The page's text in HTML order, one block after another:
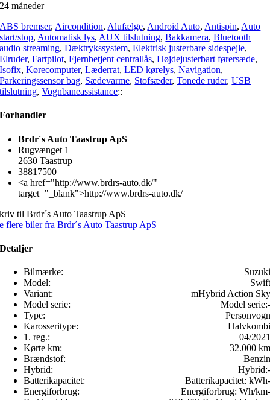
24 måneder
ABS bremser, Aircondition, Alufælge, Android Auto, Antispin, Auto
start/stop, Automatisk lys, AUX tilslutning,Bakkamera,Bluetooth
audio streaming,Dæktrykssystem,Elektrisk justerbare sidespejle,
Elruder,Fartpilot,Fjernbetjent centrallås,Højdejusterbart førersæde,
Isofix,Kørecomputer,Læderrat,LED kørelys,Navigation,
Parkeringssensor bag, Sædevarme, Stofsæder,Tonede ruder,USB
tilslutning,Vognbaneassistance::
Forhandler
Brdr´s Auto Taastrup ApS
Rugvænget 1
2630 Taastrup
38817500
<a href="http://www.brdrs-auto.dk/"
target="_blank">http://www.brdrs-auto.dk/
til Brdr´s Auto Taastrup ApS
flere biler fra Brdr´s Auto Taastrup ApS
Detaljer
Bilmærke:
Suzuki
Model:
Swift
Variant:
mHybrid Action Sky
Model serie:
Model serie:-
Type:
Personvogn
Karosseritype:
Halvkombi
1. reg.:
04/2021
Kørte km:
32.000 km
Brændstof:
Benzin
Hybrid:
Hybrid:-
Batterikapacitet:
Batterikapacitet: -
kWh
Energiforbrug:
Energiforbrug: -
Wh/km